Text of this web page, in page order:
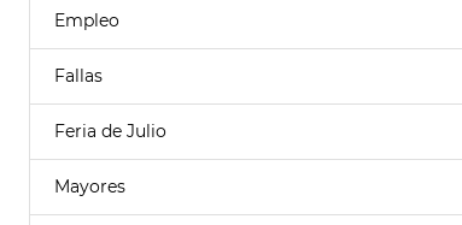
Empleo
Fallas
Feria de Julio
Mayores